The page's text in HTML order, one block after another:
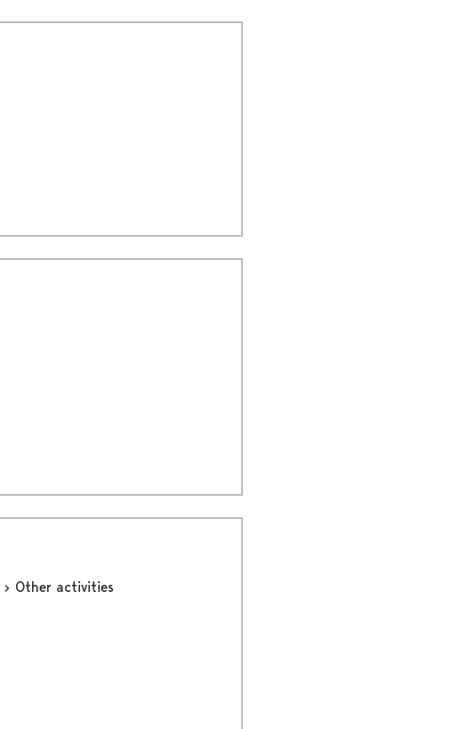
Other activities